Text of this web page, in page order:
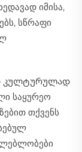
იმისა,
სწრაფი
კულტურულად
საყურეო
თქვენს